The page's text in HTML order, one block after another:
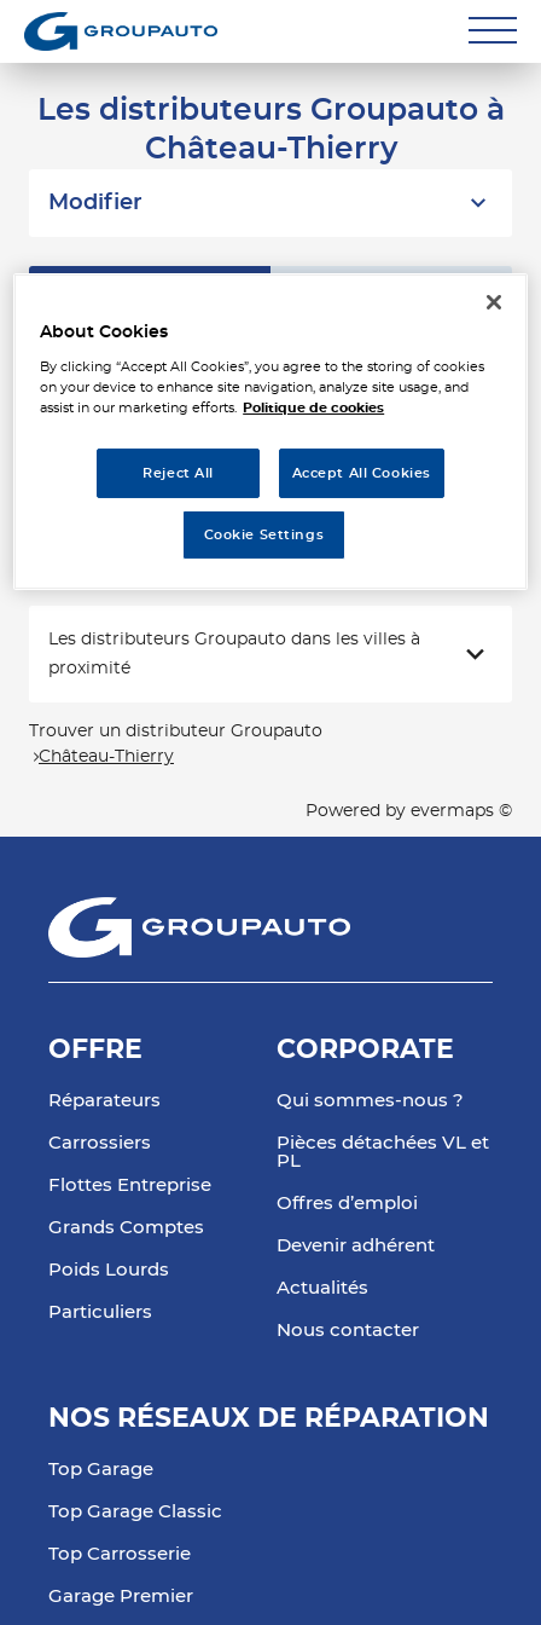
Carrossiers
Particuliers
Les distributeurs Groupauto à
Château-Thierry
Modifier
1 TPA CHATEAU THIERRY
Z.I. AVENUE DE L'EUROPE
Fermé aujourd'hui
Téléphone
Voir plus
Les distributeurs Groupauto dans les villes à
proximité
Trouver un distributeur Groupauto
Château-Thierry
Powered by evermaps ©
OFFRE
Réparateurs
Carrossiers
Flottes Entreprise
Grands Comptes
Poids Lourds
Particuliers
CORPORATE
Qui sommes-nous ?
Pièces détachées VL et
PL
Offres d’emploi
Devenir adhérent
Actualités
Nous contacter
NOS RÉSEAUX DE RÉPARATION
Top Garage
Top Garage Classic
Top Carrosserie
Garage Premier
About Cookies
By clicking “Accept All Cookies”, you agree to the storing of cookies
on your device to enhance site navigation, analyze site usage, and
assist in our marketing efforts.
Politique de cookies
Reject All Accept All Cookies
Cookie Settings